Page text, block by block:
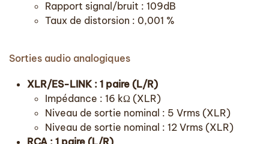
Rapport signal/bruit : 109dB
Taux de distorsion : 0,001 %
Sorties audio analogiques
XLR/ES-LINK : 1 paire (L/R)
Impédance : 16 kΩ (XLR)
Niveau de sortie nominal : 5 Vrms (XLR)
Niveau de sortie nominal : 12 Vrms (XLR)
RCA : 1 paire (L/R)